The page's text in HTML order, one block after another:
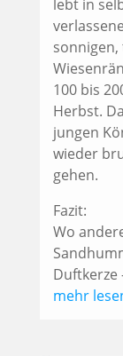
lebt in
100 bis
Herbst.
jungen
wieder
gehen.
Fazit:
Wo
Duftkerze
mehr